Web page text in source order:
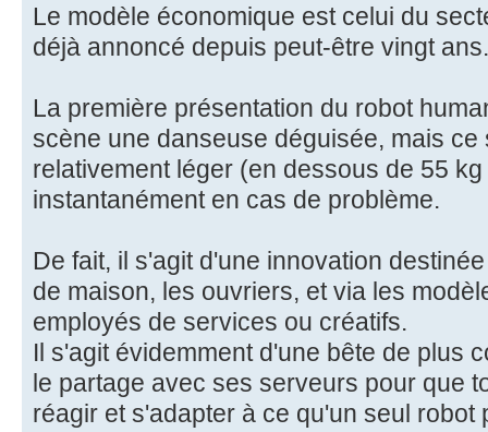
Le modèle économique est celui du
déjà annoncé depuis peut-être vingt ans.
La première présentation du robot
scène une danseuse déguisée, mais ce
relativement léger (en dessous de 55
instantanément en cas de problème.
De fait, il s'agit d'une innovation
de maison, les ouvriers, et via les
employés de services ou créatifs.
Il s'agit évidemment d'une bête de plus
le partage avec ses serveurs pour que
réagir et s'adapter à ce qu'un seul robot